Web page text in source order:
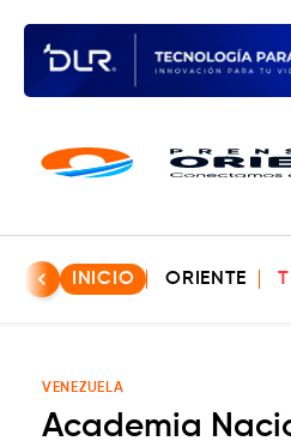
INICIO ORIENTE
VENEZUELA
Academia